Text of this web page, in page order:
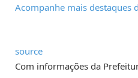
Acompanhe mais destaques
source
Com informações da